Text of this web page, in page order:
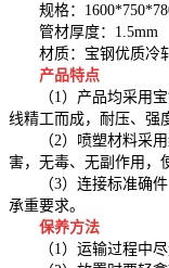
规格：
管材厚度：1.5mm
材质：宝钢优质冷
产品特点
（1）产品均采用宝
线精工而成，耐压、强
（2）喷塑材料采用
害，无毒、无副作用，
（3）连接标准确件
承重要求。
保养方法
（1）运输过程中尽